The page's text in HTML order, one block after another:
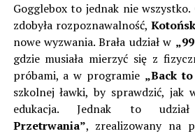
Gogglebox to jednak nie
zdobyła rozpoznawalność,
nowe wyzwania. Brała udział w
gdzie musiała mierzyć się z
próbami, a w programie „Back
szkolnej ławki, by sprawdzić, jak
edukacja. Jednak to
Przetrwania”, zrealizowany na